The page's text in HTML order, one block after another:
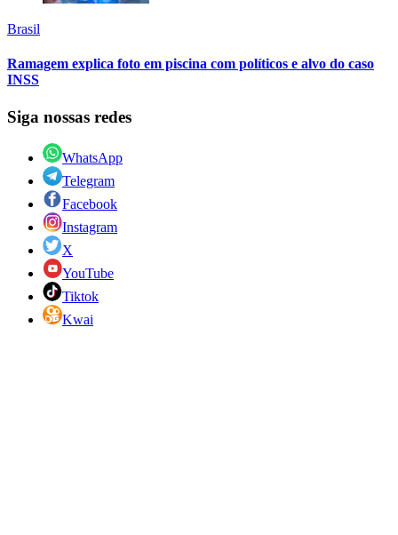
Brasil
Ramagem explica foto em piscina com políticos e alvo do caso
INSS
Siga nossas redes
WhatsApp
Telegram
Facebook
Instagram
X
YouTube
Tiktok
Kwai